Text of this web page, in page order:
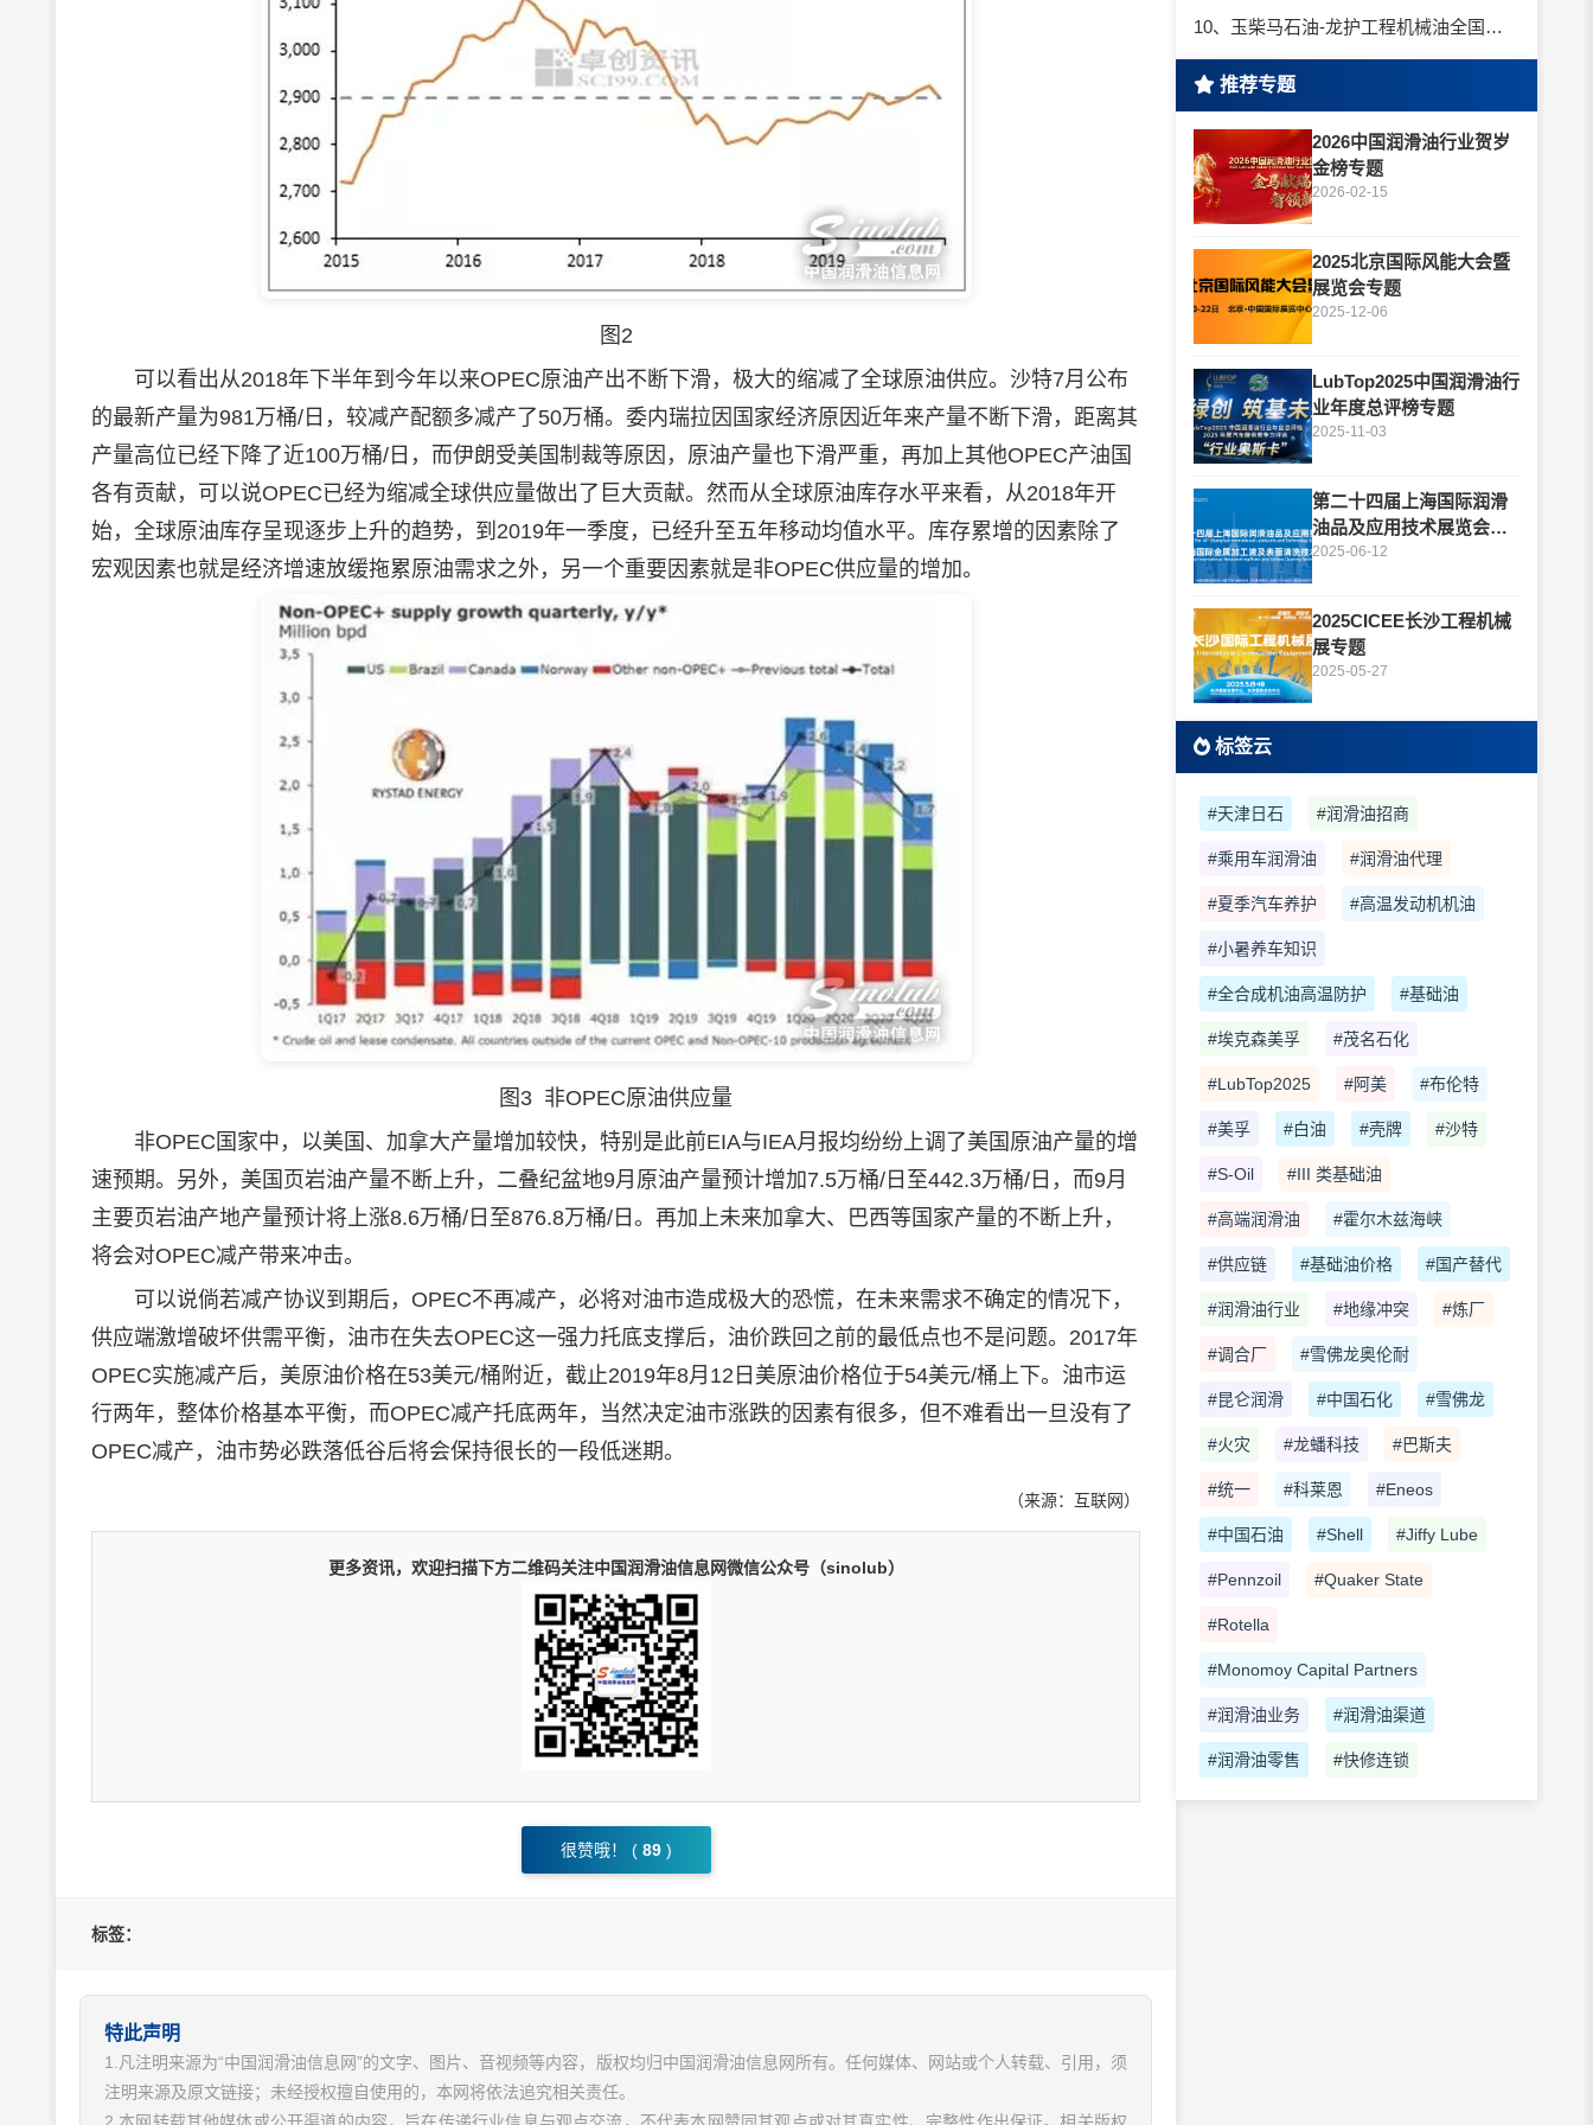
图2
可以看出从2018年下半年到今年以来OPEC原油产出不断下滑，极大的缩减了全球原油供应。沙特7月公布
的最新产量为981万桶/日，较减产配额多减产了50万桶。委内瑞拉因国家经济原因近年来产量不断下滑，距离其
产量高位已经下降了近100万桶/日，而伊朗受美国制裁等原因，原油产量也下滑严重，再加上其他OPEC产油国
各有贡献，可以说OPEC已经为缩减全球供应量做出了巨大贡献。然而从全球原油库存水平来看，从2018年开
始，全球原油库存呈现逐步上升的趋势，到2019年一季度，已经升至五年移动均值水平。库存累增的因素除了
宏观因素也就是经济增速放缓拖累原油需求之外，另一个重要因素就是非OPEC供应量的增加。
图3 非OPEC原油供应量
非OPEC国家中，以美国、加拿大产量增加较快，特别是此前EIA与IEA月报均纷纷上调了美国原油产量的增
速预期。另外，美国页岩油产量不断上升，二叠纪盆地9月原油产量预计增加7.5万桶/日至442.3万桶/日，而9月
主要页岩油产地产量预计将上涨8.6万桶/日至876.8万桶/日。再加上未来加拿大、巴西等国家产量的不断上升，
将会对OPEC减产带来冲击。
可以说倘若减产协议到期后，OPEC不再减产，必将对油市造成极大的恐慌，在未来需求不确定的情况下，
供应端激增破坏供需平衡，油市在失去OPEC这一强力托底支撑后，油价跌回之前的最低点也不是问题。2017年
OPEC实施减产后，美原油价格在53美元/桶附近，截止2019年8月12日美原油价格位于54美元/桶上下。油市运
行两年，整体价格基本平衡，而OPEC减产托底两年，当然决定油市涨跌的因素有很多，但不难看出一旦没有了
OPEC减产，油市势必跌落低谷后将会保持很长的一段低迷期。
（来源：互联网）
更多资讯，欢迎扫描下方二维码关注中国润滑油信息网微信公众号（sinolub）
很赞哦！ ( 89 )
标签：
特此声明
1.凡注明来源为“中国润滑油信息网”的文字、图片、音视频等内容，版权均归中国润滑油信息网所有。任何媒体、网站或个人转载、引用，须
注明来源及原文链接；未经授权擅自使用的，本网将依法追究相关责任。
10、玉柴马石油-龙护工程机械油全国招商丨卓越的品质，专业的品牌！
推荐专题
2026中国润滑油行业贺岁
金榜专题
2026-02-15
2025北京国际风能大会暨
展览会专题
2025-12-06
LubTop2025中国润滑油行
业年度总评榜专题
2025-11-03
第二十四届上海国际润滑
油品及应用技术展览会专
题
2025-06-12
2025CICEE长沙工程机械
展专题
2025-05-27
标签云
#天津日石 #润滑油招商
#乘用车润滑油 #润滑油代理
#夏季汽车养护 #高温发动机机油
#小暑养车知识
#全合成机油高温防护 #基础油
#埃克森美孚 #茂名石化
#LubTop2025 #阿美 #布伦特
#美孚 #白油 #壳牌 #沙特
#S-Oil #III 类基础油
#高端润滑油 #霍尔木兹海峡
#供应链 #基础油价格 #国产替代
#润滑油行业 #地缘冲突 #炼厂
#调合厂 #雪佛龙奥伦耐
#昆仑润滑 #中国石化 #雪佛龙
#火灾 #龙蟠科技 #巴斯夫
#统一 #科莱恩 #Eneos
#中国石油 #Shell #Jiffy Lube
#Pennzoil #Quaker State
#Rotella
#Monomoy Capital Partners
#润滑油业务 #润滑油渠道
#润滑油零售 #快修连锁